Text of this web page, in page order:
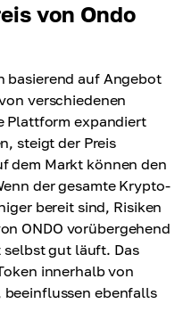
von Ondo
basierend auf Angebot
verschiedenen
Plattform expandiert
steigt der Preis
dem Markt können den
der gesamte Krypto-
bereit sind, Risiken
ONDO vorübergehend
gut läuft. Das
innerhalb von
beeinflussen ebenfalls